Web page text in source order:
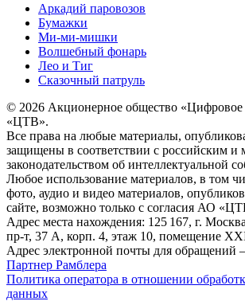
Аркадий паровозов
Бумажки
Ми-ми-мишки
Волшебный фонарь
Лео и Тиг
Сказочный патруль
© 2026 Акционерное общество
«ЦТВ».
Все права на любые материалы,
защищены в соответствии с российским
законодательством об интеллектуальной
Любое использование материалов, в том
фото, аудио и видео материалов,
сайте, возможно только с согласия АО
Адрес места нахождения: 125 167, г.
пр-т, 37 А, корп. 4, этаж 10, помещение
Адрес электронной почты для обращений
Партнер Рамблера
Политика оператора в отношении
данных